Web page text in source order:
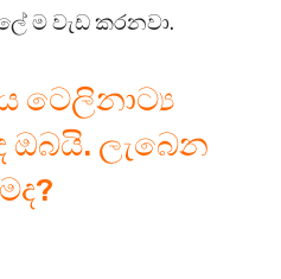
ම වැඩ කරනවා.
ටෙලිනාට්‍ය
ඔබයි. ලැබෙන